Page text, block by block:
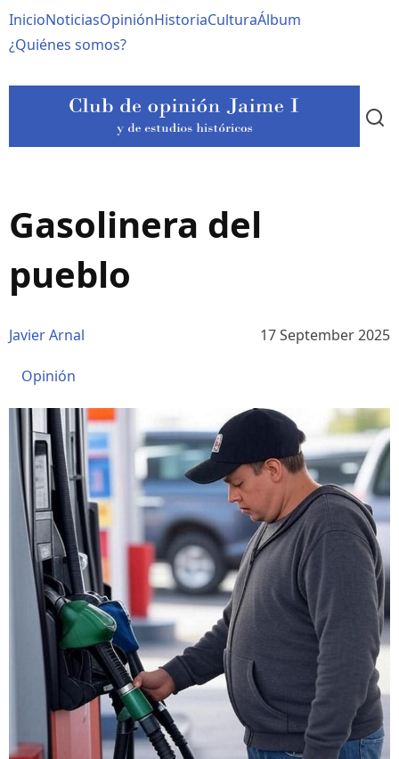
al
contenido
Navegación
principal
InicioNoticiasOpiniónHistoriaCulturaÁlbum
¿Quiénes somos?
Gasolinera del
pueblo
Javier Arnal 17 September 2025
Opinión